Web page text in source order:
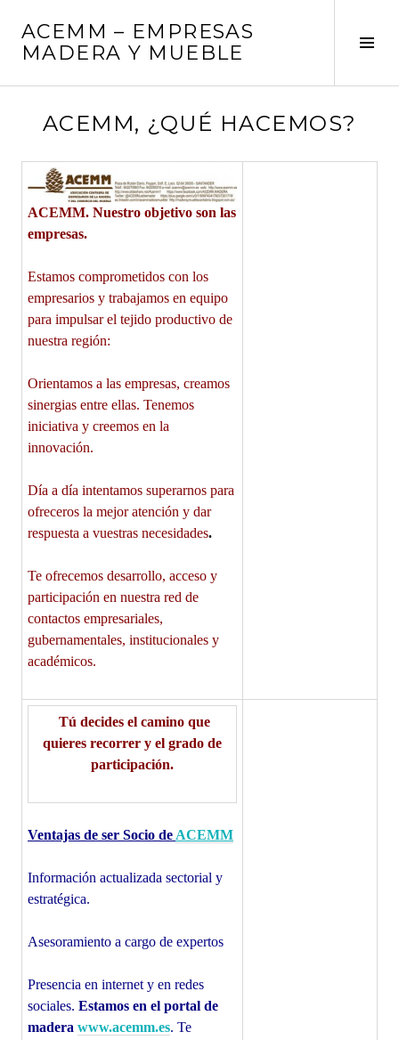
contenido
ACEMM – EMPRESAS
MADERA Y MUEBLE
ACEMM, ¿QUÉ HACEMOS?
ACEMM. Nuestro objetivo son las
empresas.
Estamos comprometidos con los
empresarios y trabajamos en equipo
para impulsar el tejido productivo de
nuestra región:
Orientamos a las empresas, creamos
sinergias entre ellas. Tenemos
iniciativa y creemos en la
innovación.
Día a día intentamos superarnos para
ofreceros la mejor atención y dar
respuesta a vuestras necesidades.
Te ofrecemos desarrollo, acceso y
participación en nuestra red de
contactos empresariales,
gubernamentales, institucionales y
académicos.
Tú decides el camino que
quieres recorrer y el grado de
participación.
Ventajas de ser Socio de ACEMM
Información actualizada sectorial y
estratégica.
Asesoramiento a cargo de expertos
Presencia en internet y en redes
sociales. Estamos en el portal de
madera www.acemm.es. Te